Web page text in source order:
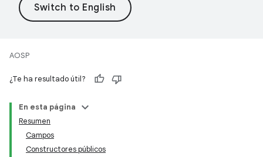
AOSP
¿Te ha resultado útil?
En esta página
Resumen
Campos
Constructores públicos